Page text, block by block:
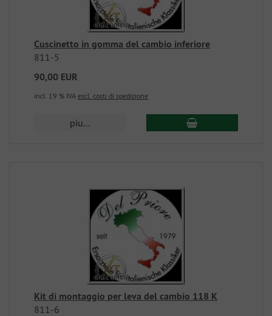
Cuscinetto in gomma del cambio inferiore
811-5
90,00 EUR
incl. 19 % IVA escl. costi di spedizione
piu...
Kit di montaggio per leva del cambio 118 K
811-6